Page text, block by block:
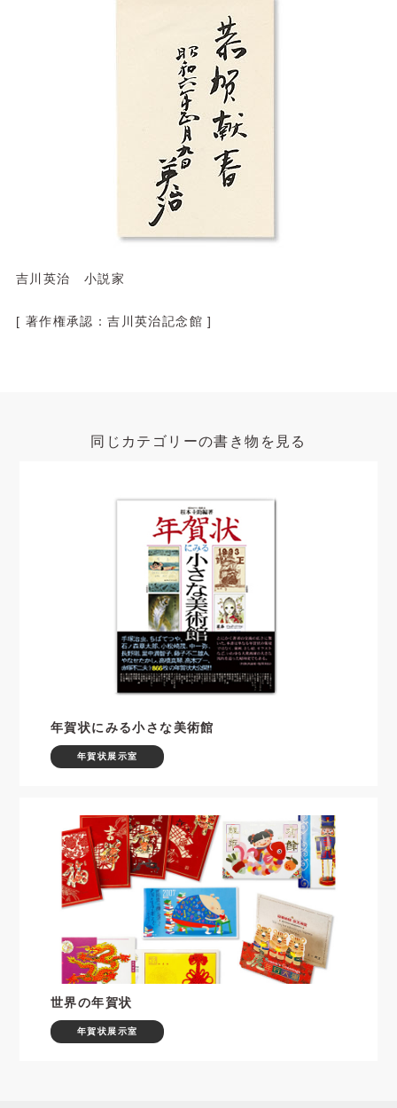
吉川英治 小説家
[ 著作権承認：吉川英治記念館 ]
同じカテゴリーの書き物を見る
年賀状にみる小さな美術館
年賀状展示室
世界の年賀状
年賀状展示室